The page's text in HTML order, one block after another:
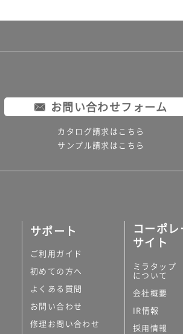
お問い合わせフォーム
カタログ請求はこちら
サンプル請求はこちら
サポート
ご利用ガイド
初めての方へ
よくある質問
お問い合わせ
修理お問い合わせ
コーポレ
サイト
ミラタップ
について
会社概要
IR情報
採用情報